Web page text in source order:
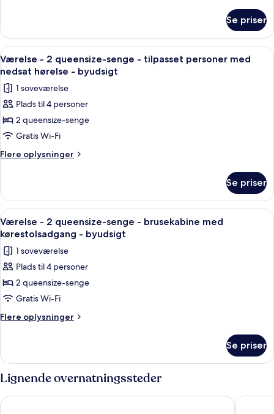
-
byudsigt
-
queensize-
senge
byudsigt
Se priser
Indlæs
alle
billeder
af
Værelse
-
2
queensize-
tilpasset
personer
med
nedsat
hørelse
-
byudsigt
Et hotelværelse med en stor seng,
3
Værelse - 2 queensize-senge - tilpasset personer med
nedsat hørelse - byudsigt
1 soveværelse
Plads til 4 personer
2 queensize-senge
Gratis Wi-Fi
Flere oplysninger
Flere
-
queensize-
senge
tilpasset
personer
nedsat
hørelse
byudsigt
Se priser
Indlæs
alle
billeder
af
Værelse
-
2
queensize-
brusekabine
kørestolsadgang
-
Et hotelværelse med en stor seng,
3
Værelse - 2 queensize-senge - brusekabine med
kørestolsadgang - byudsigt
1 soveværelse
Plads til 4 personer
2 queensize-senge
Gratis Wi-Fi
Flere oplysninger
Flere
-
2
queensize-
senge
-
Se priser
Lignende overnatningssteder
Tru By Hilton Columbia Greystone Holiday